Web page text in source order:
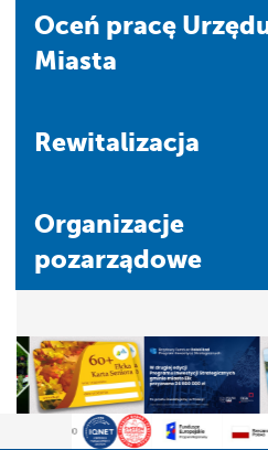
Oceń pracę Urzędu
Miasta
Rewitalizacja
Organizacje
pozarządowe